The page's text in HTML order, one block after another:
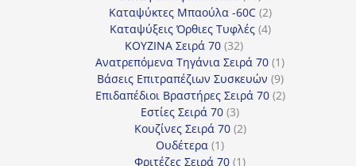
προϊόντα
Καταψύκτες Μπαούλα -60C 22
προϊόντα
Καταψύξεις Όρθιες Τυφλές 44
ΚΟΥΖΙΝΑ Σειρά 70 3232
προϊόντα
Ανατρεπόμενα Τηγάνια Σειρά 70 11
προϊόν
Βάσεις Επιτραπέζιων Συσκευών 99
προϊόντα
Επιδαπέδιοι Βραστήρες Σειρά 70 22
Εστίες Σειρά 70 33
προϊόντα
Κουζίνες Σειρά 70 22
Ουδέτερα 11
προϊόν
Φριτέζες Σειρά 70 11